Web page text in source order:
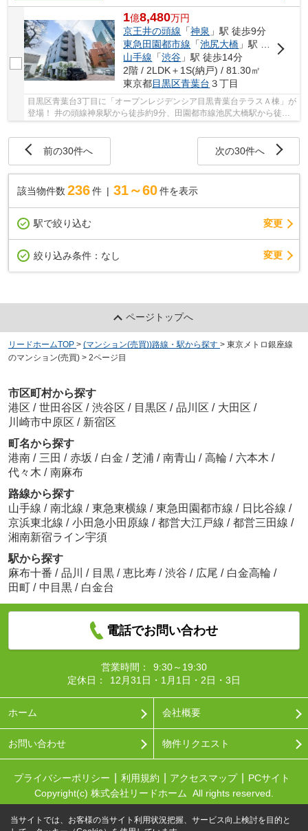
1億8,480万円
京王井の頭線 「神泉 」駅 徒歩9分
東急田園都市線 「池尻大橋 」駅 徒歩11分
山手線 「渋谷 」駅 徒歩14分
2階 / 2LDK＋1S(納戸) / 81.30㎡
東京都目黒区青葉台 ３丁目
目黒区青葉台3丁目に「オープンレジデンシア目黒青葉台テラスＡ棟」が
登場！ 井の頭線神泉駅から徒歩約9分、田園都市線池尻大橋駅から徒歩
約11分、山手線渋谷駅から徒歩約14分。 9路線...
前の30件へ 次の30件へ
該当物件数 236件 31～60 件を表示
駅で絞り込む 変更
絞り込み条件： なし 変更
ページトップへ
リードホームTOP > (マンション(売買))路線・駅から探す > 東京メトロ銀座線
のマンション(売買) > 2ページ目
市区町村から探す
港区 / 世田谷区 / 渋谷区 / 目黒区 / 品川区 / 大田区 /
川崎市中原区 / 新宿区
町名から探す
港南 / 三田 / 赤坂 / 白金 / 芝浦 / 南青山 / 高輪 / 六本木 /
代々木 / 南麻布
路線から探す
山手線 / 南北線 / 東急東横線 / 東急田園都市線 / 日比谷線 /
京浜東北線 / 小田急小田原線 / 都営大江戸線 / 都営三田線 /
湘南新宿ライン宇須
駅から探す
麻布十番 / 品川 / 目黒 / 恵比寿 / 渋谷 / 広尾 / 白金高輪 /
田町 / 中目黒 / 白金台
電話でお問い合わせ
営業時間：
9:30～19:30
定休日：
12月31日・1月1日・2日・3日
ホーム 会社概要
お問い合わせ 物件リクエスト
プライバシーポリシー 利用規約 アクセスマップ
PCサイト
Copyright(c) 株式会社リードホーム All rights reserved.
当サイトでは、お客様の当サイト利用状況把握、サービス向上検討を目的と